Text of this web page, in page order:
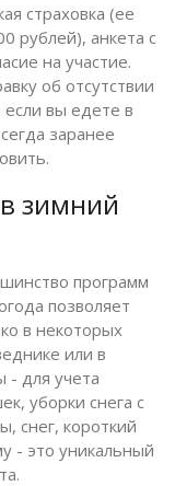
страховка (ее
рублей), анкета с
на участие.
об отсутствии
вы едете в
заранее
зимний
программ
позволяет
в некоторых
или в
- для учета
уборки снега с
снег, короткий
- это уникальный